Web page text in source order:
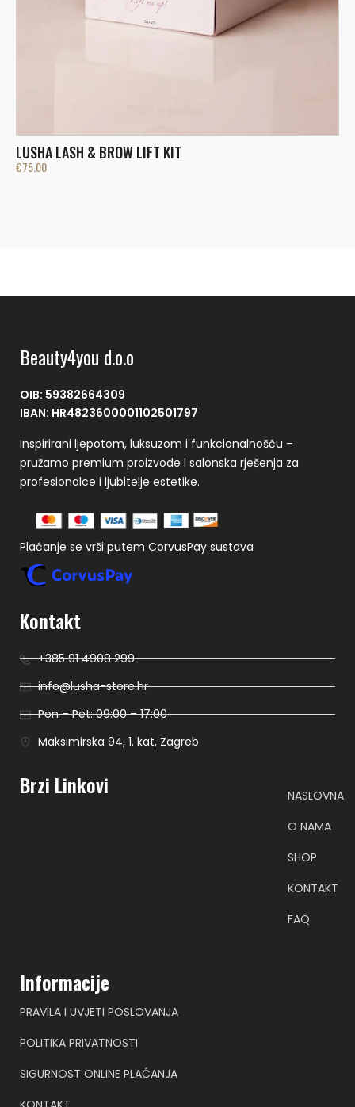
LUSHA LASH & BROW LIFT KIT
€75.00
Beauty4you d.o.o
OIB: 59382664309
IBAN: HR4823600001102501797
Inspirirani ljepotom, luksuzom i funkcionalnošću –
pružamo premium proizvode i salonska rješenja za
profesionalce i ljubitelje estetike.
Plaćanje se vrši putem CorvusPay sustava
Kontakt
+385 91 4908 299
info@lusha-store.hr
Pon – Pet: 09:00 – 17:00
Maksimirska 94, 1. kat, Zagreb
Brzi Linkovi
NASLOVNA
O NAMA
SHOP
KONTAKT
FAQ
Informacije
PRAVILA I UVJETI POSLOVANJA
POLITIKA PRIVATNOSTI
SIGURNOST ONLINE PLAĆANJA